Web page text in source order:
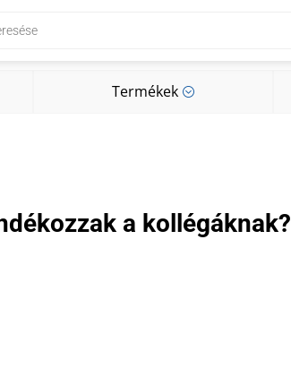
Termékek ;
a kollégáknak?